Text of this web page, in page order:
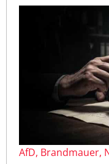
AfD, Brandmauer,